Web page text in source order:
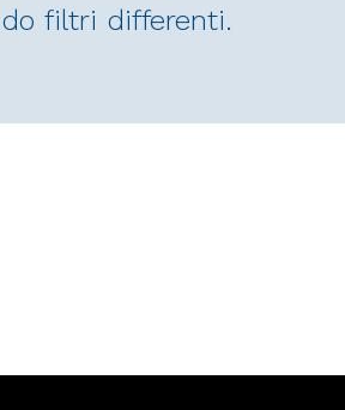
filtri differenti.